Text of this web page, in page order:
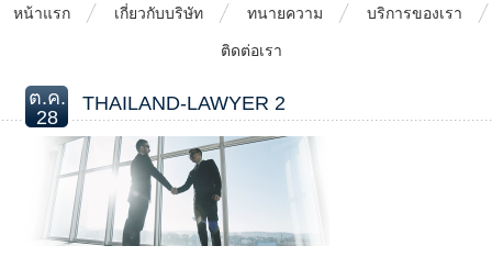
หน้าแรก เกี่ยวกับบริษัท ทนายความ บริการของเรา
ติดต่อเรา
ต.ค.
28
THAILAND-LAWYER 2